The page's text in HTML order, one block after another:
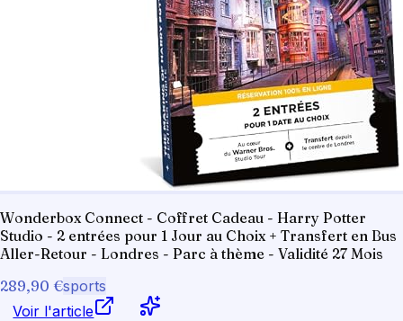
Wonderbox Connect - Coffret Cadeau - Harry Potter
Studio - 2 entrées pour 1 Jour au Choix + Transfert en Bus
Aller-Retour - Londres - Parc à thème - Validité 27 Mois
289,90 €sports
Voir l'article